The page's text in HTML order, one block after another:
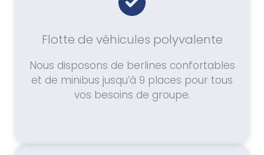
Flotte de véhicules polyvalente
Nous disposons de berlines confortables
et de minibus jusqu’à 9 places pour tous
vos besoins de groupe.